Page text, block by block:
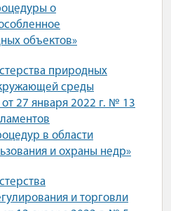
о
объектов»
природных
среды
27 января 2022 г. № 13
в области
и охраны недр»
и торговли